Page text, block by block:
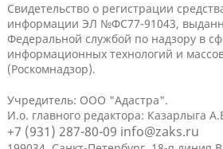
Свидетельство о регистрации
информации ЭЛ №ФС77-91043,
Федеральной службой по надзору в
информационных технологий и
(Роскомнадзор).
Учредитель: ООО "Адастра".
И.о. главного редактора: Казарлыга
+7 (931) 287-80-09 info@zaks.ru